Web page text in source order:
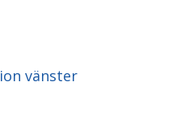
vänster